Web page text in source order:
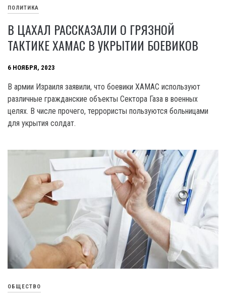
ПОЛИТИКА
В ЦАХАЛ РАССКАЗАЛИ О ГРЯЗНОЙ
ТАКТИКЕ ХАМАС В УКРЫТИИ БОЕВИКОВ
6 НОЯБРЯ, 2023
В армии Израиля заявили, что боевики XAMAC используют
различные гражданские объекты Сектора Газа в военных
целях. В числе прочего, террористы пользуются больницами
для укрытия солдат.
ОБЩЕСТВО